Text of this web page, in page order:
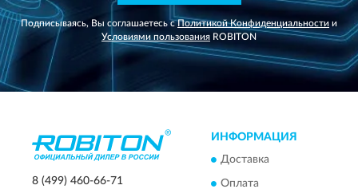
Подписываясь, Вы соглашаетесь сПолитикой Конфиденциальности и
Условиями пользования ROBITON
8 (499) 460-66-71
ИНФОРМАЦИЯ
Доставка
Оплата